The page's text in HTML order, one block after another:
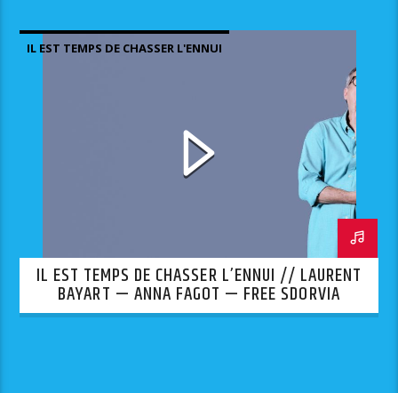
IL EST TEMPS DE CHASSER L'ENNUI
IL EST TEMPS DE CHASSER L’ENNUI // LAURENT
BAYART — ANNA FAGOT — FREE SDORVIA